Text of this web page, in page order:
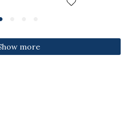
in stock+pre-order
more